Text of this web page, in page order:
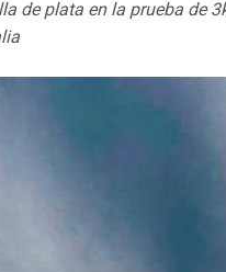
de plata en la prueba de